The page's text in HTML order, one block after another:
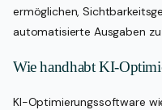
ermöglichen,
automatisierte Ausgaben zu
Wie handhabt KI-
KI-Optimierungssoftware